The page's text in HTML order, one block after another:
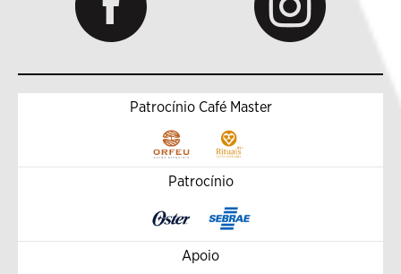
Patrocínio Café Master
Patrocínio
Apoio